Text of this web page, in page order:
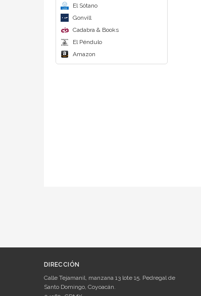
El Sótano
Gonvill
Cadabra & Books
El Péndulo
Amazon
DIRECCIÓN
Calle Tejamanil, manzana 13 lote 15. Pedregal de
Santo Domingo, Coyoacán.